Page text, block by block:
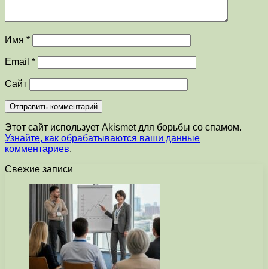
Имя *
Email *
Сайт
Этот сайт использует Akismet для борьбы со спамом.
Узнайте, как обрабатываются ваши данные
комментариев.
Свежие записи